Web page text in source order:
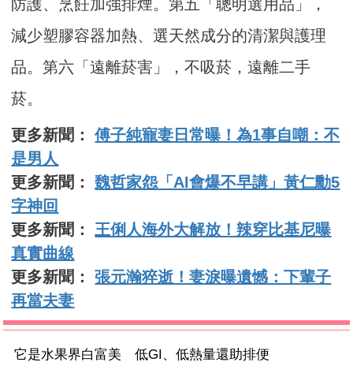
防護、烹飪加強排煙。第五「聰明選用品」，
減少塑膠容器加熱、選天然成分的清潔與護理
品。第六「遠離菸害」，不吸菸，遠離二手
菸。
更多新聞：傅子純寵妻日常曝！為1事自嘲：不
是男人
更多新聞：魏哲家怨「AI會爆不早講」黃仁勳5
字神回
更多新聞：王俐人海外大解放！辣穿比基尼曝
真實曲線
更多新聞：張元瀚猝逝！妻淚曝遺憾：下輩子
再當夫妻
它是水果界白富美 低GI、低熱量還助排便